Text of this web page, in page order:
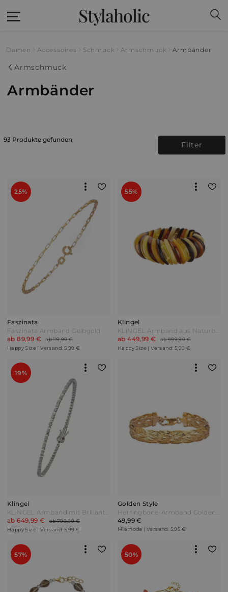
Stylaholic
Damen Accessoires Schmuck Armschmuck Armbänder
Armschmuck
Armbänder
93 Produkte gefunden
Filter
25%
Faszinata
Faszinata Armband Gelbgold
ab 89,99 €
ab 119,99 €
Happy Size | Versand: 5,99 €
55%
Klingel
KLiNGEL Armband aus Naturbernsteinen Gelb
ab 449,99 €
ab 999,99 €
Happy Size | Versand: 5,99 €
19%
Klingel
KLiNGEL Armband mit Brillanten in Gelbgold 585
ab 649,99 €
ab 799,99 €
Happy Size | Versand: 5,99 €
Golden Style
Herringbone-Armband Golden Style Gelbgoldfarben
49,99 €
Miamoda | Versand: 5,95 €
57% 50%